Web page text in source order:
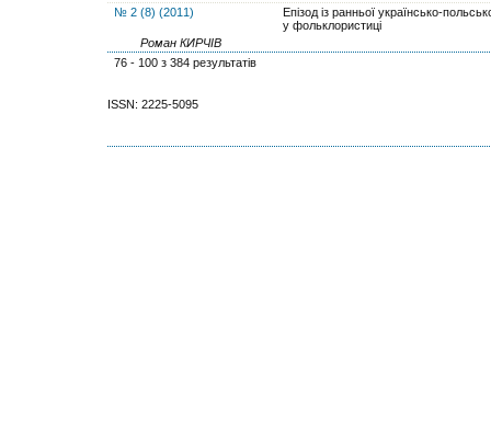
№ 2 (8) (2011)
Епізод із ранньої українсько-
у фольклористиці
Роман КИРЧІВ
76 - 100 з 384 результатів
ISSN: 2225-5095